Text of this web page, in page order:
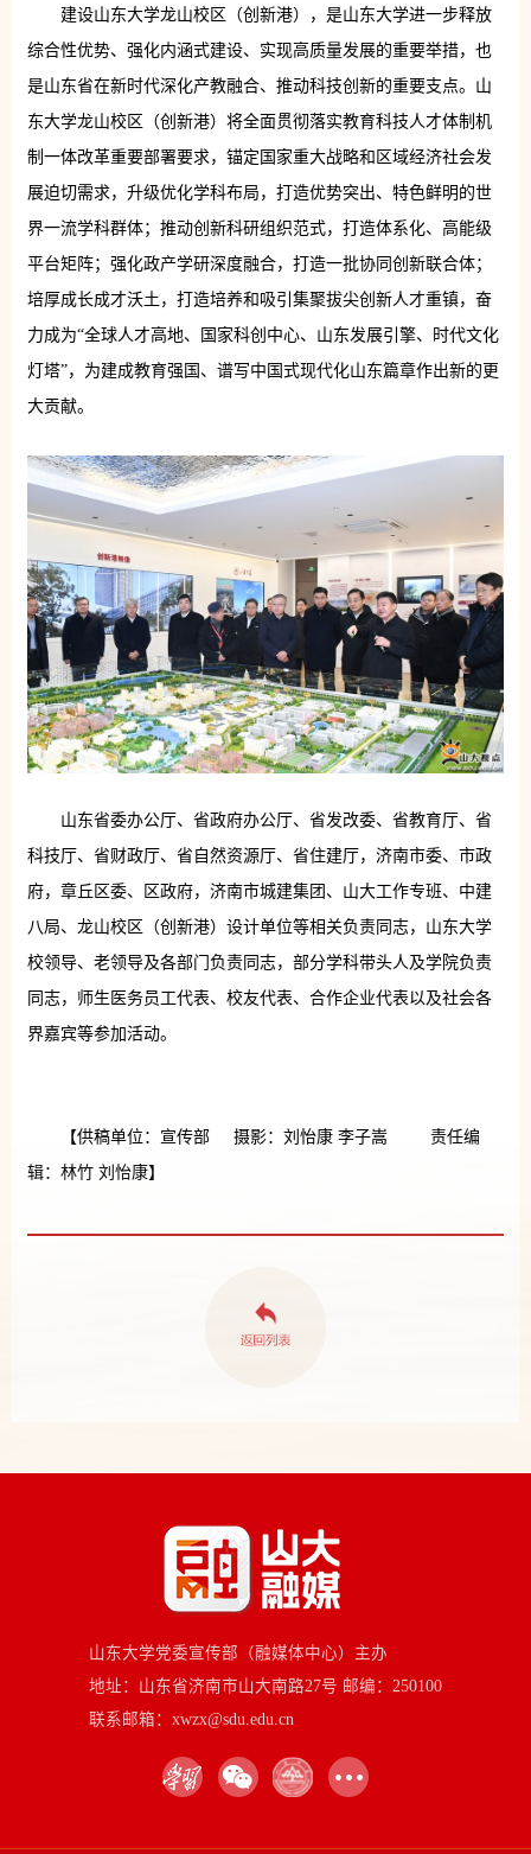
建设山东大学龙山校区（创新港），是山东大学进一步释放
综合性优势、强化内涵式建设、实现高质量发展的重要举措，也
是山东省在新时代深化产教融合、推动科技创新的重要支点。山
东大学龙山校区（创新港）将全面贯彻落实教育科技人才体制机
制一体改革重要部署要求，锚定国家重大战略和区域经济社会发
展迫切需求，升级优化学科布局，打造优势突出、特色鲜明的世
界一流学科群体；推动创新科研组织范式，打造体系化、高能级
平台矩阵；强化政产学研深度融合，打造一批协同创新联合体；
培厚成长成才沃土，打造培养和吸引集聚拔尖创新人才重镇，奋
力成为“全球人才高地、国家科创中心、山东发展引擎、时代文化
灯塔”，为建成教育强国、谱写中国式现代化山东篇章作出新的更
大贡献。
山东省委办公厅、省政府办公厅、省发改委、省教育厅、省
科技厅、省财政厅、省自然资源厅、省住建厅，济南市委、市政
府，章丘区委、区政府，济南市城建集团、山大工作专班、中建
八局、龙山校区（创新港）设计单位等相关负责同志，山东大学
校领导、老领导及各部门负责同志，部分学科带头人及学院负责
同志，师生医务员工代表、校友代表、合作企业代表以及社会各
界嘉宾等参加活动。
【供稿单位：宣传部 摄影：刘怡康 李子嵩 责任编
辑：林竹 刘怡康】
山东大学党委宣传部（融媒体中心）主办
地址：山东省济南市山大南路27号 邮编：250100
联系邮箱：xwzx@sdu.edu.cn